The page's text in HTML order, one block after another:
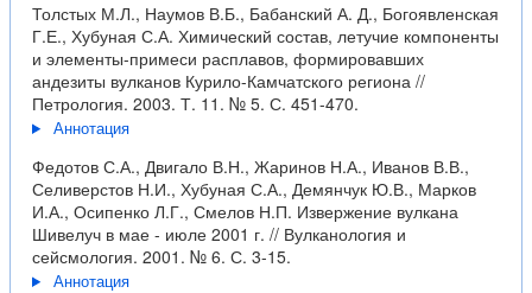
Толстых М.Л., Наумов В.Б., Бабанский А. Д., Богоявленская
Г.Е., Хубуная С.А. Химический состав, летучие компоненты
и элементы-примеси расплавов, формировавших
андезиты вулканов Курило-Камчатского региона //
Петрология. 2003. Т. 11. № 5. С. 451-470.
Аннотация
Федотов С.А., Двигало В.Н., Жаринов Н.А., Иванов В.В.,
Селиверстов Н.И., Хубуная С.А., Демянчук Ю.В., Марков
И.А., Осипенко Л.Г., Смелов Н.П. Извержение вулкана
Шивелуч в мае - июле 2001 г. // Вулканология и
сейсмология. 2001. № 6. С. 3-15.
Аннотация